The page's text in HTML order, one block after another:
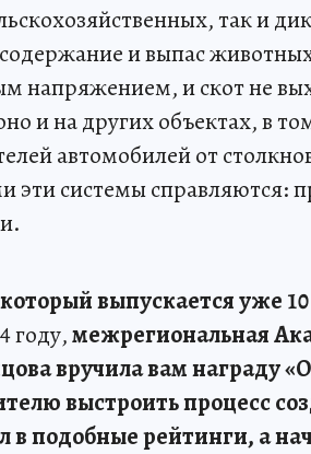
так и
содержание и выпас
напряжением, и скот не
и на других объектах, в
автомобилей от
эти системы справляются:
выпускается уже
году,межрегиональная
вручила вам награду
выстроить процесс
в подобные рейтинги, а